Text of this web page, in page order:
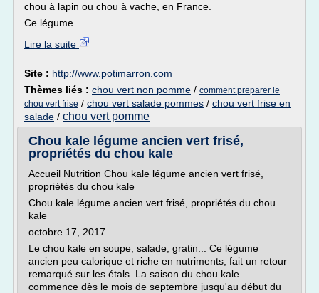
chou à lapin ou chou à vache, en France.
Ce légume...
Lire la suite
Site : http://www.potimarron.com
Thèmes liés : chou vert non pomme / comment preparer le
chou vert frise / chou vert salade pommes / chou vert frise en
salade / chou vert pomme
Chou kale légume ancien vert frisé,
propriétés du chou kale
Accueil Nutrition Chou kale légume ancien vert frisé,
propriétés du chou kale
Chou kale légume ancien vert frisé, propriétés du chou
kale
octobre 17, 2017
Le chou kale en soupe, salade, gratin... Ce légume
ancien peu calorique et riche en nutriments, fait un retour
remarqué sur les étals. La saison du chou kale
commence dès le mois de septembre jusqu'au début du